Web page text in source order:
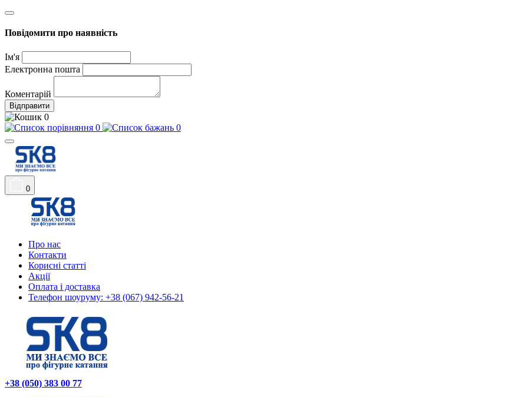
Повідомити про наявність
Ім'я
Електронна пошта
Коментарій
Відправити
0
0
0
0
Про нас
Контакти
Корисні статті
Акції
Оплата і доставка
Телефон шоуруму: +38 (067) 942-56-21
+38 (050) 383 00 77